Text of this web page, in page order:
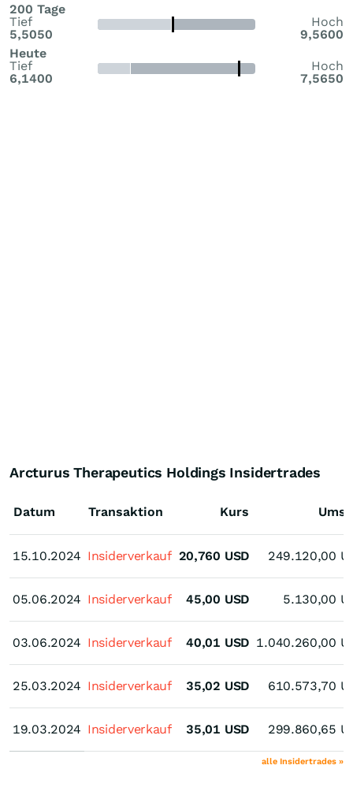
200 Tage
Tief
5,5050
Hoch
9,5600
Heute
Tief
6,1400
Hoch
7,5650
Arcturus Therapeutics Holdings Insidertrades
Datum
15.10.2024
05.06.2024
03.06.2024
25.03.2024
19.03.2024
Transaktion Kurs
15.10.2024 Insiderverkauf 20,760 USD 249.120,00
05.06.2024 Insiderverkauf 45,00 USD 5.130,00
03.06.2024 Insiderverkauf 40,01 USD 1.040.260,00
25.03.2024 Insiderverkauf 35,02 USD 610.573,70
19.03.2024 Insiderverkauf 35,01 USD 299.860,65
alle Insidertrades »